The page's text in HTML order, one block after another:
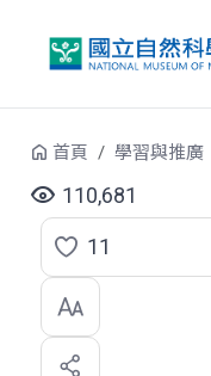
首頁 學習與推廣
110,681
點
選
喜
11